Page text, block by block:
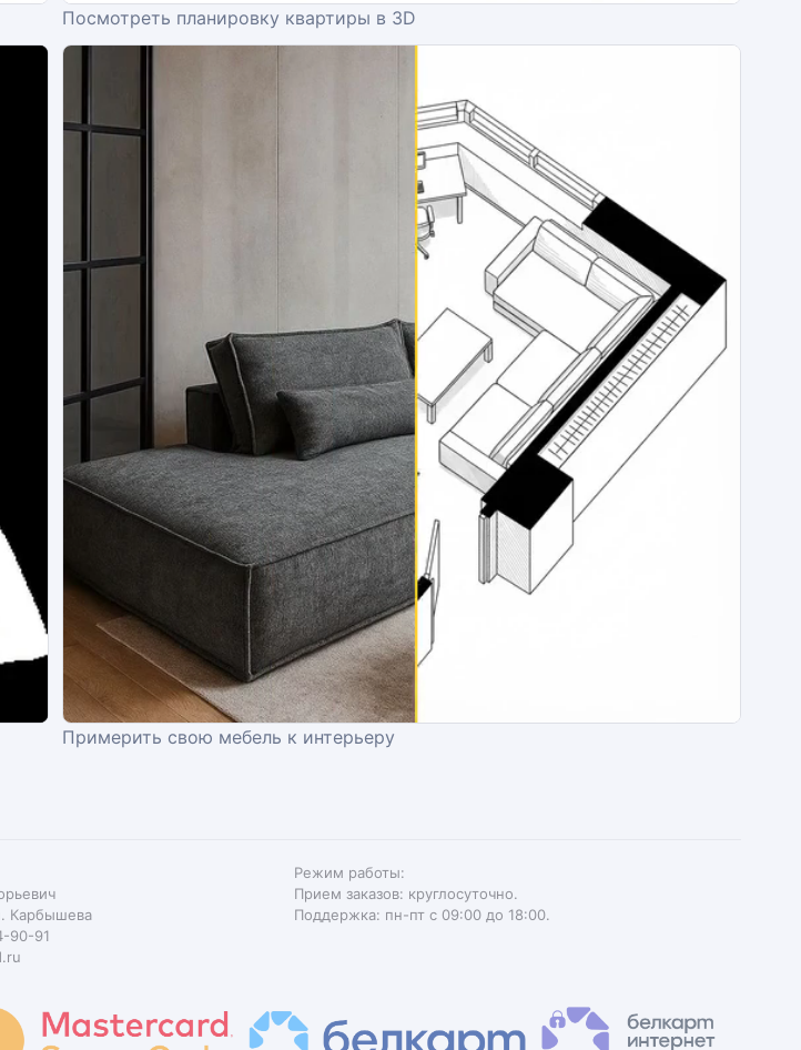
Посмотреть планировку квартиры в 3D
Примерить свою мебель к интерьеру
Карбышева
90-91
Режим работы:
Прием заказов: круглосуточно.
Поддержка: пн-пт с 09:00 до 18:00.